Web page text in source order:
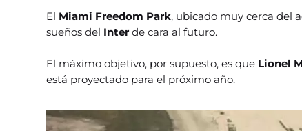
El Miami Freedom Park, ubicado muy cerca del
sueños del Interde cara al futuro.
El máximo objetivo, por supuesto, es que Lionel
está proyectado para el próximo año.